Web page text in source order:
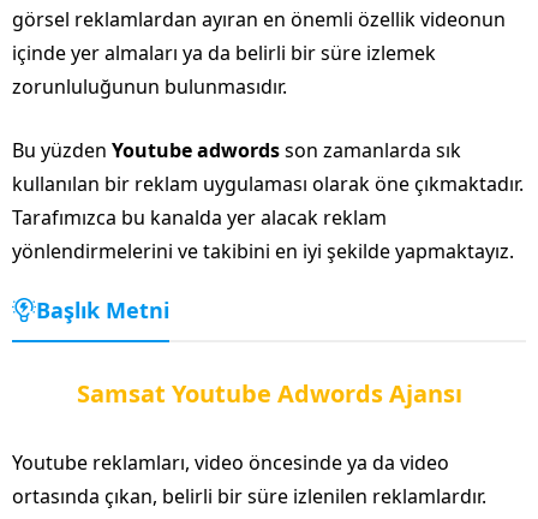
görsel reklamlardan ayıran en önemli özellik videonun
içinde yer almaları ya da belirli bir süre izlemek
zorunluluğunun bulunmasıdır.
Bu yüzden Youtube adwordsson zamanlarda sık
kullanılan bir reklam uygulaması olarak öne çıkmaktadır.
Tarafımızca bu kanalda yer alacak reklam
yönlendirmelerini ve takibini en iyi şekilde yapmaktayız.
Başlık Metni
Samsat Youtube Adwords Ajansı
Youtube reklamları, video öncesinde ya da video
ortasında çıkan, belirli bir süre izlenilen reklamlardır.